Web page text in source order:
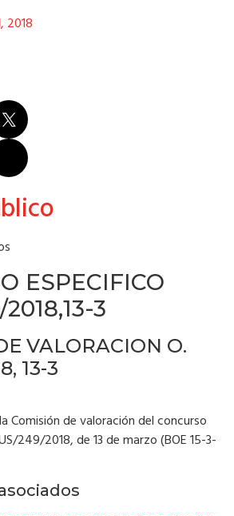
2018
ESPECIFICO
3
VALORACION O.
13-3
Comisión de valoración del concurso
249/2018, de 13 de marzo (BOE 15-3-